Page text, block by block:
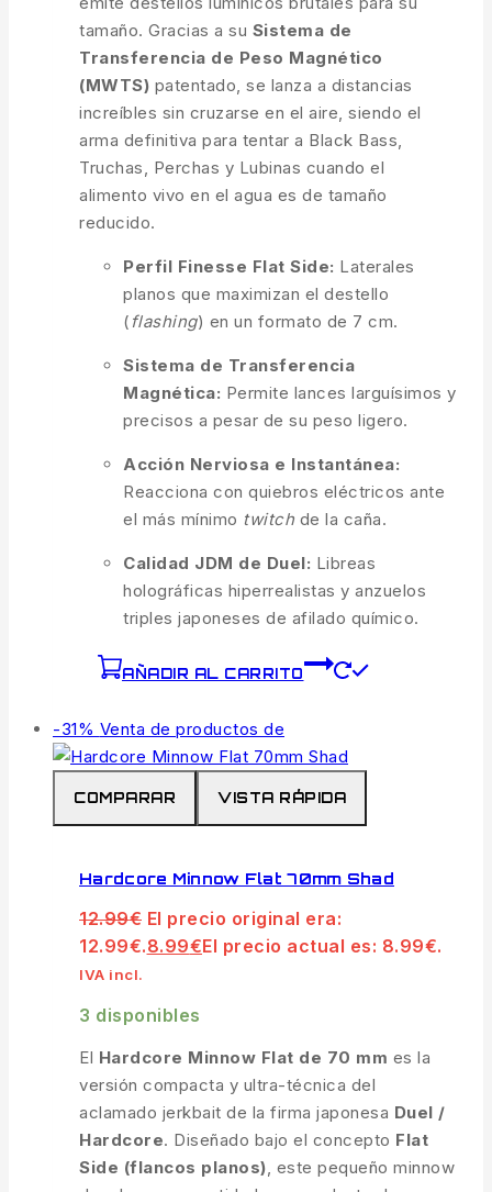
tamaño. Gracias a su Sistema de
Transferencia de Peso Magnético
(MWTS) patentado, se lanza a distancias
increíbles sin cruzarse en el aire, siendo el
arma definitiva para tentar a Black Bass,
Truchas, Perchas y Lubinas cuando el
alimento vivo en el agua es de tamaño
reducido.
Perfil Finesse Flat Side: Laterales
planos que maximizan el destello
( flashing) en un formato de 7 cm.
Sistema de Transferencia
Magnética: Permite lances larguísimos y
precisos a pesar de su peso ligero.
Acción Nerviosa e Instantánea:
Reacciona con quiebros eléctricos ante
el más mínimo twitch de la caña.
Calidad JDM de Duel: Libreas
holográficas hiperrealistas y anzuelos
triples japoneses de afilado químico.
AÑADIR AL CARRITO
-31% Venta de productos de
COMPARAR VISTA RÁPIDA
Hardcore Minnow Flat 70mm Shad
12.99€ El precio original era:
12.99€.8.99€El precio actual es: 8.99€.
IVA incl.
3 disponibles
El Hardcore Minnow Flat de 70 mm es la
versión compacta y ultra-técnica del
aclamado jerkbait de la firma japonesa Duel /
Hardcore. Diseñado bajo el concepto Flat
Side (flancos planos) , este pequeño minnow